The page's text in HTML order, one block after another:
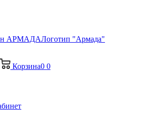
Логотип "Армада"
Корзина0 0